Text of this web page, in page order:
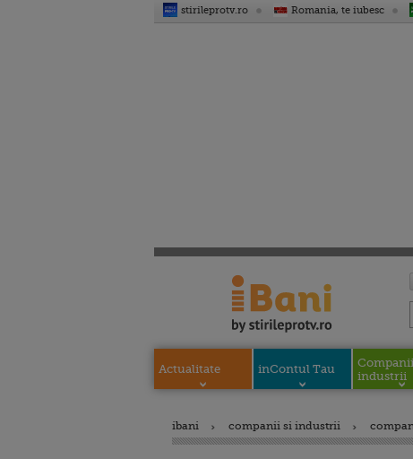
stirileprotv.ro Romania, te iubesc
Actualitate inContul Tau
industrii
ibani companii si industrii